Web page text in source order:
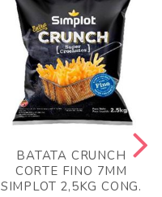
BATATA CRUNCH
CORTE FINO 7MM
SIMPLOT 2,5KG CONG.